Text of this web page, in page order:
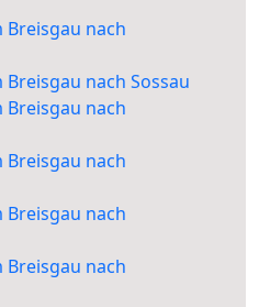
nach
nach Sossau
nach
nach
nach
nach